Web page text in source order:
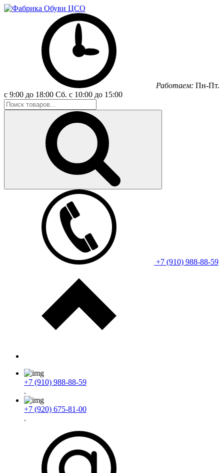
Работаем: Пн-Пт.
с 9:00 до 18:00 Сб. с 10:00 до 15:00
+7 (910) 988-88-59
+7 (910) 988-88-59
.
+7 (920) 675-81-00
.